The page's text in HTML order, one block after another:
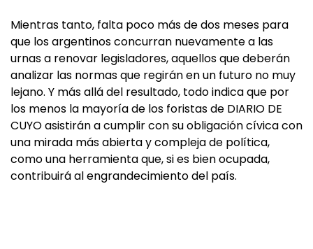
Mientras tanto, falta poco más de dos meses para
que los argentinos concurran nuevamente a las
urnas a renovar legisladores, aquellos que deberán
analizar las normas que regirán en un futuro no muy
lejano. Y más allá del resultado, todo indica que por
los menos la mayoría de los foristas de DIARIO DE
CUYO asistirán a cumplir con su obligación cívica con
una mirada más abierta y compleja de política,
como una herramienta que, si es bien ocupada,
contribuirá al engrandecimiento del país.